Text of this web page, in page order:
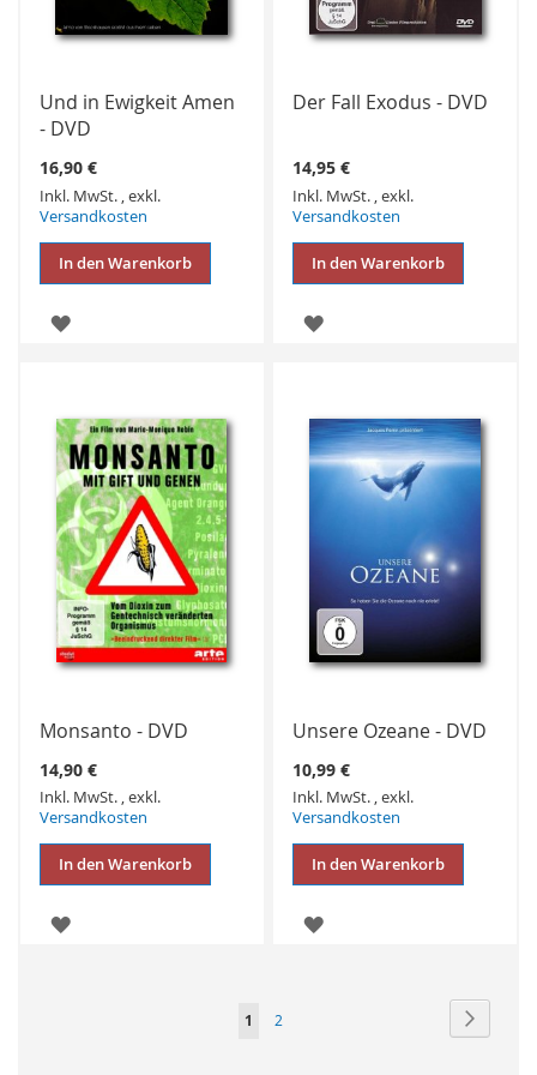
Und in Ewigkeit Amen
- DVD
16,90 €
Inkl. MwSt. ,exkl.
Versandkosten
In den Warenkorb
ZUR
Der Fall Exodus - DVD
14,95 €
Inkl. MwSt. ,exkl.
Versandkosten
In den Warenkorb
ZUR
Monsanto - DVD
14,90 €
Inkl. MwSt. ,exkl.
Versandkosten
In den Warenkorb
ZUR
Unsere Ozeane - DVD
10,99 €
Inkl. MwSt. ,exkl.
Versandkosten
In den Warenkorb
ZUR
Seite
Sie
1 Seite
2